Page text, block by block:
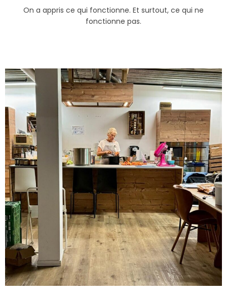
On a appris ce qui fonctionne. Et surtout, ce qui ne
fonctionne pas.